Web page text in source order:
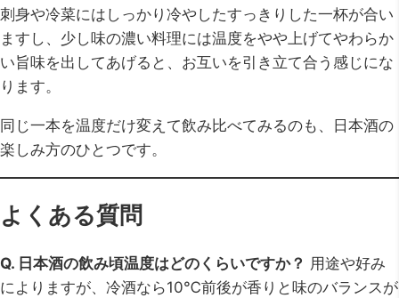
刺身や冷菜にはしっかり冷やしたすっきりした一杯が合い
ますし、少し味の濃い料理には温度をやや上げてやわらか
い旨味を出してあげると、お互いを引き立て合う感じにな
ります。
同じ一本を温度だけ変えて飲み比べてみるのも、日本酒の
楽しみ方のひとつです。
よくある質問
Q. 日本酒の飲み頃温度はどのくらいですか？ 用途や好み
によりますが、冷酒なら10℃前後が香りと味のバランスが